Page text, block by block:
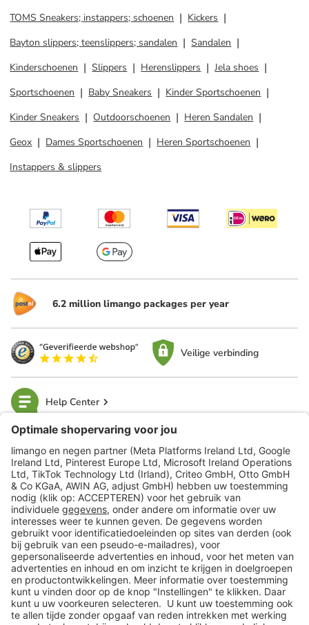
TOMS Sneakers; instappers; schoenen
Kickers
Bayton slippers; teenslippers; sandalen
Sandalen
Kinderschoenen
Slippers Herenslippers
Jela shoes
Sportschoenen
Baby Sneakers
Kinder Sportschoenen
Kinder Sneakers
Outdoorschoenen
Heren Sandalen
Geox
Dames Sportschoenen
Heren Sportschoenen
Instappers & slippers
6.2 million limango packages per year
Veilige verbinding
Help Center
limango
Veilig winkelen
Klantenservice
Shop
Acties